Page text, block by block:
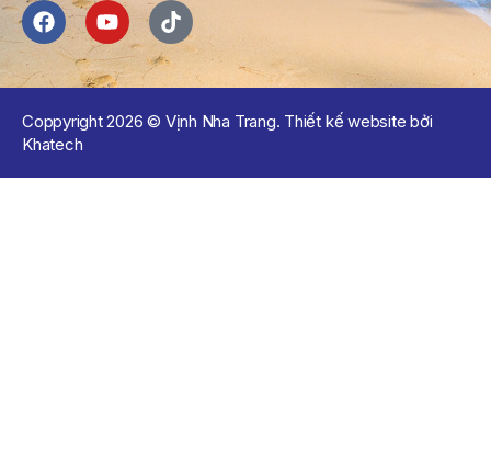
THÔNG BÁO Số 659/TB-VNT Năm 2026 V/v Đính Chính
Thông Báo Số 641/TB-VNT Ngày 18/05/2026 Của Ban
Quản Lý Vịnh Nha Trang Về Việc Lựa Chọn Tổ Chức Đấu
Giá Tài Sản
NỘI QUY BẾN THỦY NỘI ĐỊA HÒN MUN
NỘI QUY BẾN THỦY NỘI ĐỊA PHÚ QUÝ
Coppyright 2026 © Vịnh Nha Trang. Thiết kế website bởi
Khatech